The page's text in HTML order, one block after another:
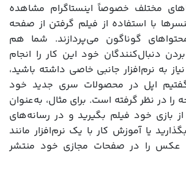
مختلف خصوصاً اینستاگرام مشاهده
با استفاده از فیلم گرفتن از صفحه
گوناگون می‌پردازند. شما هم
بردن دنبال‌کنندگان خود این کار را انجام
به نرم‌افزار جانبی خاصی داشته باشید،
گفتیم اپل در محصولات سری جدید خود
را در نظر گرفته است. برای مثال، به‌عنوان
بازی‌ خود فیلم بگیرید و در رسانه‌های
یا آموزش کار با یک نرم‌افزار مانند
عکس را در صفحات مجازی خود منتشر